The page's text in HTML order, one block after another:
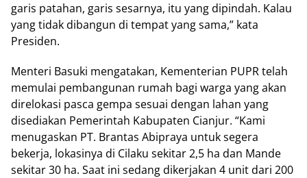
garis patahan, garis sesarnya, itu yang dipindah. Kalau
yang tidak dibangun di tempat yang sama,” kata
Presiden.
Menteri Basuki mengatakan, Kementerian PUPR telah
memulai pembangunan rumah bagi warga yang akan
direlokasi pasca gempa sesuai dengan lahan yang
disediakan Pemerintah Kabupaten Cianjur. “Kami
menugaskan PT. Brantas Abipraya untuk segera
bekerja, lokasinya di Cilaku sekitar 2,5 ha dan Mande
sekitar 30 ha. Saat ini sedang dikerjakan 4 unit dari 200